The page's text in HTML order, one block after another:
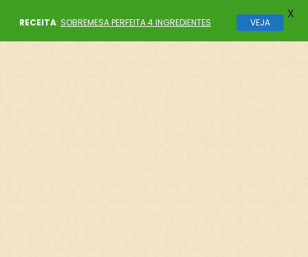
RECEITA: SOBREMESA PERFEITA 4 INGREDIENTES VEJA
X